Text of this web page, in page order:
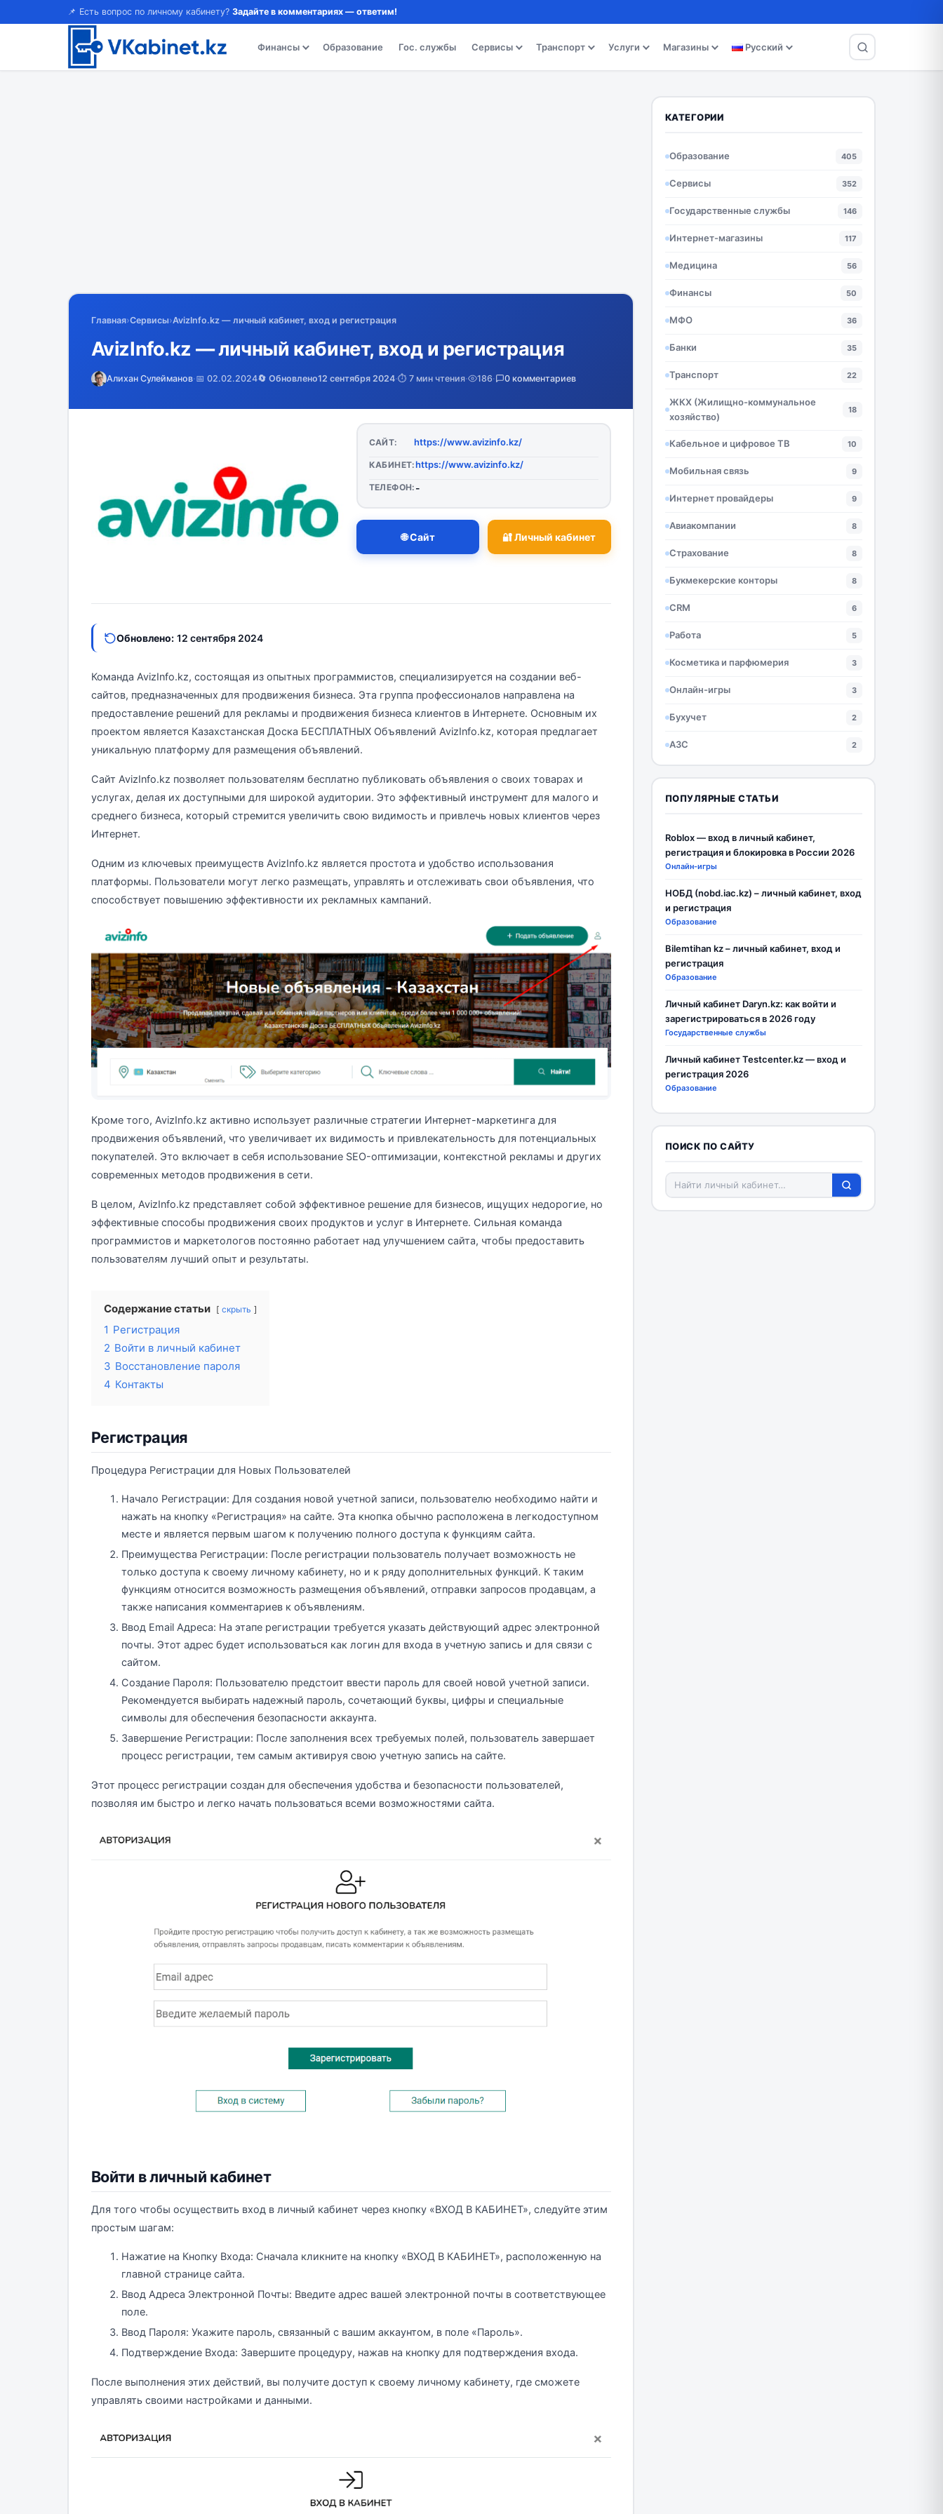
📌 Есть вопрос по личному кабинету? Задайте в комментариях — ответим!
Финансы Образование Гос. службы Сервисы Транспорт Услуги Магазины Русский
Главная›Сервисы›AvizInfo.kz — личный кабинет, вход и регистрация
AvizInfo.kz — личный кабинет, вход и регистрация
Алихан Сулейманов·📅 02.02.2024🔄 Обновлено12 сентября 2024·⏱️ 7 мин чтения· 186· 0 комментариев
САЙТ: https://www.avizinfo.kz/
КАБИНЕТ:https://www.avizinfo.kz/
ТЕЛЕФОН: -
🌐 Сайт 🔐 Личный кабинет
Обновлено: 12 сентября 2024
Команда AvizInfo.kz, состоящая из опытных программистов, специализируется на создании веб-
сайтов, предназначенных для продвижения бизнеса. Эта группа профессионалов направлена на
предоставление решений для рекламы и продвижения бизнеса клиентов в Интернете. Основным их
проектом является Казахстанская Доска БЕСПЛАТНЫХ Объявлений AvizInfo.kz, которая предлагает
уникальную платформу для размещения объявлений.
Сайт AvizInfo.kz позволяет пользователям бесплатно публиковать объявления о своих товарах и
услугах, делая их доступными для широкой аудитории. Это эффективный инструмент для малого и
среднего бизнеса, который стремится увеличить свою видимость и привлечь новых клиентов через
Интернет.
Одним из ключевых преимуществ AvizInfo.kz является простота и удобство использования
платформы. Пользователи могут легко размещать, управлять и отслеживать свои объявления, что
способствует повышению эффективности их рекламных кампаний.
Кроме того, AvizInfo.kz активно использует различные стратегии Интернет-маркетинга для
продвижения объявлений, что увеличивает их видимость и привлекательность для потенциальных
покупателей. Это включает в себя использование SEO-оптимизации, контекстной рекламы и других
современных методов продвижения в сети.
В целом, AvizInfo.kz представляет собой эффективное решение для бизнесов, ищущих недорогие, но
эффективные способы продвижения своих продуктов и услуг в Интернете. Сильная команда
программистов и маркетологов постоянно работает над улучшением сайта, чтобы предоставить
пользователям лучший опыт и результаты.
Содержание статьи скрыть
1 Регистрация
2 Войти в личный кабинет
3 Восстановление пароля
4 Контакты
Регистрация
Процедура Регистрации для Новых Пользователей
Начало Регистрации: Для создания новой учетной записи, пользователю необходимо найти и
нажать на кнопку «Регистрация» на сайте. Эта кнопка обычно расположена в легкодоступном
месте и является первым шагом к получению полного доступа к функциям сайта.
Преимущества Регистрации: После регистрации пользователь получает возможность не
только доступа к своему личному кабинету, но и к ряду дополнительных функций. К таким
функциям относится возможность размещения объявлений, отправки запросов продавцам, а
также написания комментариев к объявлениям.
Ввод Email Адреса: На этапе регистрации требуется указать действующий адрес электронной
почты. Этот адрес будет использоваться как логин для входа в учетную запись и для связи с
сайтом.
Создание Пароля: Пользователю предстоит ввести пароль для своей новой учетной записи.
Рекомендуется выбирать надежный пароль, сочетающий буквы, цифры и специальные
символы для обеспечения безопасности аккаунта.
Завершение Регистрации: После заполнения всех требуемых полей, пользователь завершает
процесс регистрации, тем самым активируя свою учетную запись на сайте.
Этот процесс регистрации создан для обеспечения удобства и безопасности пользователей,
позволяя им быстро и легко начать пользоваться всеми возможностями сайта.
Войти в личный кабинет
Для того чтобы осуществить вход в личный кабинет через кнопку «ВХОД В КАБИНЕТ», следуйте этим
простым шагам:
Нажатие на Кнопку Входа: Сначала кликните на кнопку «ВХОД В КАБИНЕТ», расположенную на
главной странице сайта.
Ввод Адреса Электронной Почты: Введите адрес вашей электронной почты в соответствующее
поле.
Ввод Пароля: Укажите пароль, связанный с вашим аккаунтом, в поле «Пароль».
Подтверждение Входа: Завершите процедуру, нажав на кнопку для подтверждения входа.
После выполнения этих действий, вы получите доступ к своему личному кабинету, где сможете
управлять своими настройками и данными.
КАТЕГОРИИ
Образование 405
Сервисы 352
Государственные службы 146
Интернет-магазины 117
Медицина 56
Финансы 50
МФО 36
Банки 35
Транспорт 22
ЖКХ (Жилищно-коммунальное
хозяйство)
18
Кабельное и цифровое ТВ 10
Мобильная связь 9
Интернет провайдеры 9
Авиакомпании 8
Страхование 8
Букмекерские конторы 8
CRM 6
Работа 5
Косметика и парфюмерия 3
Онлайн-игры 3
Бухучет 2
АЗС 2
ПОПУЛЯРНЫЕ СТАТЬИ
Roblox — вход в личный кабинет,
регистрация и блокировка в России 2026
Онлайн-игры
НОБД (nobd.iac.kz) – личный кабинет, вход
и регистрация
Образование
Bilemtihan kz – личный кабинет, вход и
регистрация
Образование
Личный кабинет Daryn.kz: как войти и
зарегистрироваться в 2026 году
Государственные службы
Личный кабинет Testcenter.kz — вход и
регистрация 2026
Образование
ПОИСК ПО САЙТУ